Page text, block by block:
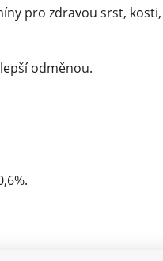
pro zdravou srst, kosti,
odměnou.